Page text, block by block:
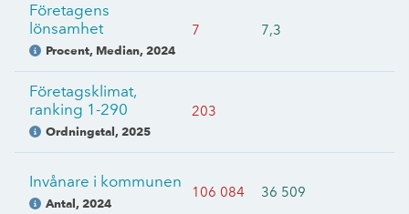
Företagens
lönsamhet
Procent, Median, 2024
7 7,3
Företagsklimat,
ranking 1-290
Ordningstal, 2025
203
Invånare i kommunen
Antal, 2024
106 084 36 509